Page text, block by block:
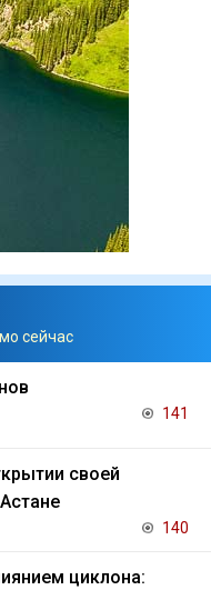
сейчас
141
своей
140
циклона: